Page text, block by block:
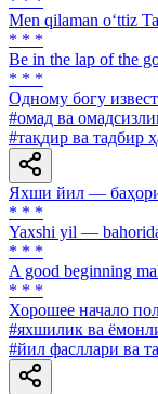
Men qilaman o‘ttiz
* * *
Be in the lap of the
* * *
Одному богу
#омад ва
#тақдир ва тадбир
Яхши йил —
* * *
Yaxshi yil —
* * *
A good beginning
* * *
Хорошее начало
#яхшилик ва
#йил фасллари ва